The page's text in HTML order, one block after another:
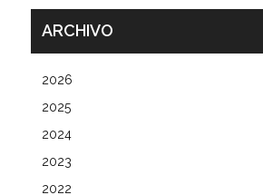
ARCHIVO
2026
2025
2024
2023
2022